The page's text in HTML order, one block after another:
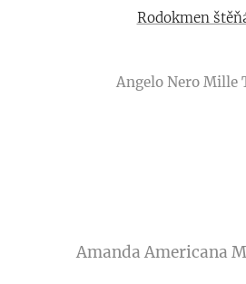
Rodokmen
Angelo Nero Mille
Amanda Americana